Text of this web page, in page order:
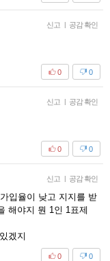
신고 | 공감 확인
0
0
신고 | 공감 확인
0
0
신고 | 공감 확인
입율이 낮고 지지를 받
해야지 뭔 1인 1표제
겠지
0
0